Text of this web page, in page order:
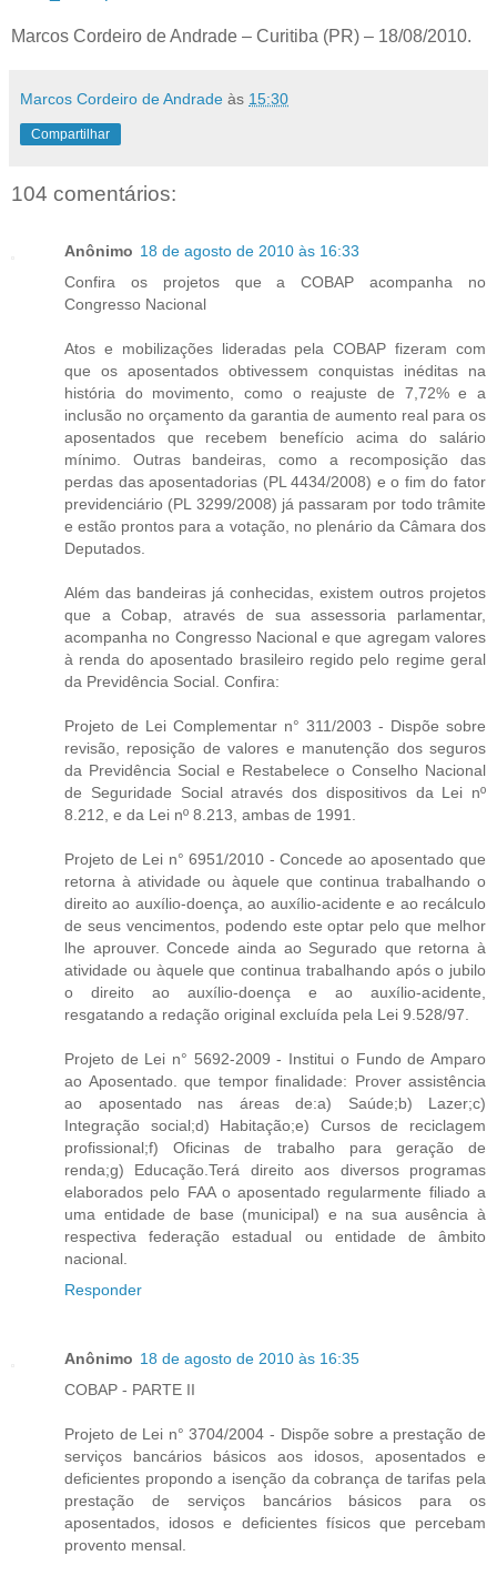
Marcos Cordeiro de Andrade – Curitiba (PR) – 18/08/2010.
Marcos Cordeiro de Andrade às 15:30
Compartilhar
104 comentários:
Anônimo 18 de agosto de 2010 às 16:33
Confira os projetos que a COBAP acompanha no
Congresso Nacional
Atos e mobilizações lideradas pela COBAP fizeram com
que os aposentados obtivessem conquistas inéditas na
história do movimento, como o reajuste de 7,72% e a
inclusão no orçamento da garantia de aumento real para os
aposentados que recebem benefício acima do salário
mínimo. Outras bandeiras, como a recomposição das
perdas das aposentadorias (PL 4434/2008) e o fim do fator
previdenciário (PL 3299/2008) já passaram por todo trâmite
e estão prontos para a votação, no plenário da Câmara dos
Deputados.
Além das bandeiras já conhecidas, existem outros projetos
que a Cobap, através de sua assessoria parlamentar,
acompanha no Congresso Nacional e que agregam valores
à renda do aposentado brasileiro regido pelo regime geral
da Previdência Social. Confira:
Projeto de Lei Complementar n° 311/2003 - Dispõe sobre
revisão, reposição de valores e manutenção dos seguros
da Previdência Social e Restabelece o Conselho Nacional
de Seguridade Social através dos dispositivos da Lei nº
8.212, e da Lei nº 8.213, ambas de 1991.
Projeto de Lei n° 6951/2010 - Concede ao aposentado que
retorna à atividade ou àquele que continua trabalhando o
direito ao auxílio-doença, ao auxílio-acidente e ao recálculo
de seus vencimentos, podendo este optar pelo que melhor
lhe aprouver. Concede ainda ao Segurado que retorna à
atividade ou àquele que continua trabalhando após o jubilo
o direito ao auxílio-doença e ao auxílio-acidente,
resgatando a redação original excluída pela Lei 9.528/97.
Projeto de Lei n° 5692-2009 - Institui o Fundo de Amparo
ao Aposentado. que tempor finalidade: Prover assistência
ao aposentado nas áreas de:a) Saúde;b) Lazer;c)
Integração social;d) Habitação;e) Cursos de reciclagem
profissional;f) Oficinas de trabalho para geração de
renda;g) Educação.Terá direito aos diversos programas
elaborados pelo FAA o aposentado regularmente filiado a
uma entidade de base (municipal) e na sua ausência à
respectiva federação estadual ou entidade de âmbito
nacional.
Responder
Anônimo 18 de agosto de 2010 às 16:35
COBAP - PARTE II
Projeto de Lei n° 3704/2004 - Dispõe sobre a prestação de
serviços bancários básicos aos idosos, aposentados e
deficientes propondo a isenção da cobrança de tarifas pela
prestação de serviços bancários básicos para os
aposentados, idosos e deficientes físicos que percebam
provento mensal.